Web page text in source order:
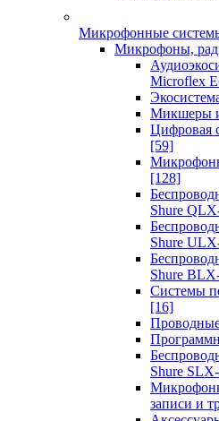
Микрофонные
Микрофоны,
Microflex
Микшеры и
Цифровая
[59]
[128]
Shure
Shure
Shure
Системы
[16]
Shure
записи и